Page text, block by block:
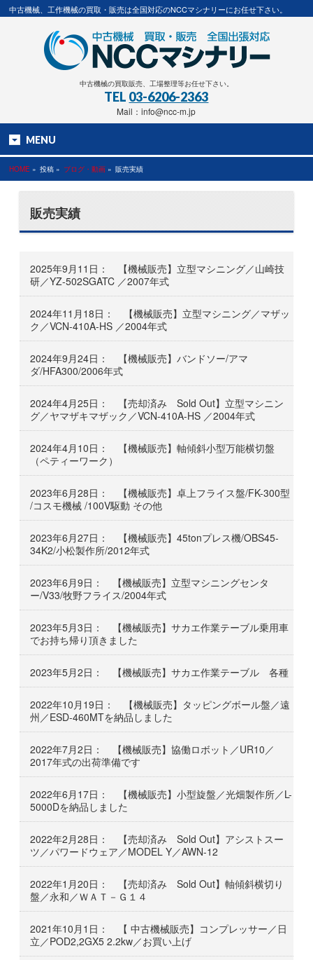
中古機械、工作機械の買取・販売は全国対応のNCCマシナリーにお任せ下さい。
中古機械の買取販売、工場整理等お任せ下さい。
TEL 03-6206-2363
Mail：info@ncc-m.jp
MENU
HOME » 投稿 » ブログ・動画 » 販売実績
販売実績
2025年9月11日： 【機械販売】立型マシニング／山崎技
研／YZ-502SGATC ／2007年式
2024年11月18日： 【機械販売】立型マシニング／マザッ
ク／VCN-410A-HS ／2004年式
2024年9月24日： 【機械販売】バンドソー/アマ
ダ/HFA300/2006年式
2024年4月25日： 【売却済み Sold Out】立型マシニン
グ／ヤマザキマザック／VCN-410A-HS ／2004年式
2024年4月10日： 【機械販売】軸傾斜小型万能横切盤
（ペティーワーク）
2023年6月28日： 【機械販売】卓上フライス盤/FK-300型
/コスモ機械 /100V駆動 その他
2023年6月27日： 【機械販売】45tonプレス機/OBS45-
34K2/小松製作所/2012年式
2023年6月9日： 【機械販売】立型マシニングセンタ
ー/V33/牧野フライス/2004年式
2023年5月3日： 【機械販売】サカエ作業テーブル乗用車
でお持ち帰り頂きました
2023年5月2日： 【機械販売】サカエ作業テーブル 各種
2022年10月19日： 【機械販売】タッピングボール盤／遠
州／ESD-460MTを納品しました
2022年7月2日： 【機械販売】協働ロボット／UR10／
2017年式の出荷準備です
2022年6月17日： 【機械販売】小型旋盤／光畑製作所／L-
5000Dを納品しました
2022年2月28日： 【売却済み Sold Out】アシストスー
ツ／パワードウェア／MODEL Y／AWN-12
2022年1月20日： 【売却済み Sold Out】軸傾斜横切り
盤／永和／ＷＡＴ－Ｇ１４
2021年10月1日： 【 中古機械販売】コンプレッサー／日
立／POD2,2GX5 2.2kw／お買い上げ